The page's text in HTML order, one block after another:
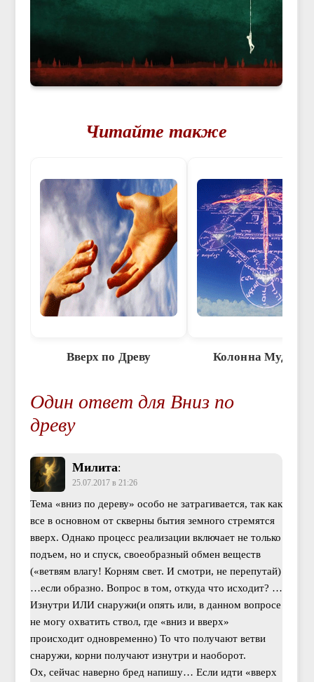
Читайте также
Вверх по Древу Колонна
Один ответ для Вниз по
древу
Милита:
25.07.2017 в 21:26
Тема «вниз по дереву» особо не затрагивается, так как
все в основном от скверны бытия земного стремятся
вверх. Однако процесс реализации включает не только
подъем, но и спуск, своеобразный обмен веществ
(«ветвям влагу! Корням свет. И смотри, не перепутай)
…если образно. Вопрос в том, откуда что исходит? …
Изнутри ИЛИ снаружи(и опять или, в данном вопросе
не могу охватить ствол, где «вниз и вверх»
происходит одновременно) То что получают ветви
снаружи, корни получают изнутри и наоборот.
Ох, сейчас наверно бред напишу… Если идти «вверх